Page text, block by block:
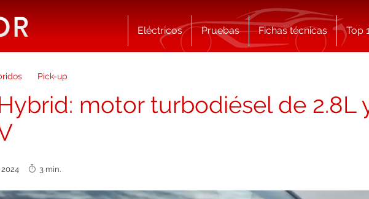
Eléctricos Pruebas Fichas técnicas Top
Pick-up
motor turbodiésel de 2.8L
2024 3 min.